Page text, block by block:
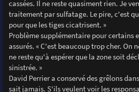
cassées. Il ne reste quasiment rien. Je
traitement par sulfatage. Le pire, c'est
pour que les tiges cicatrisent. »
Problème supplémentaire pour certains
assurés. « C'est beaucoup trop cher. On
ne reste qu'à espérer que la zone soit
sinistrée. »
David Perrier a conservé des grêlons
sait jamais. S'ils veulent voir les